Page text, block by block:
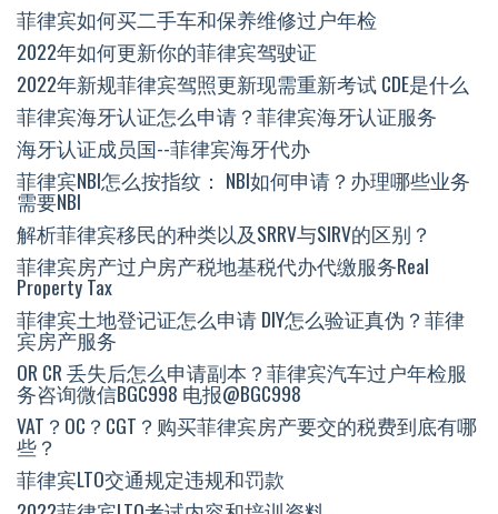
菲律宾如何买二手车和保养维修过户年检
2022年如何更新你的菲律宾驾驶证
2022年新规菲律宾驾照更新现需重新考试 CDE是什么
菲律宾海牙认证怎么申请？菲律宾海牙认证服务
海牙认证成员国--菲律宾海牙代办
菲律宾NBI怎么按指纹： NBI如何申请？办理哪些业务
需要NBI
解析菲律宾移民的种类以及SRRV与SIRV的区别？
菲律宾房产过户房产税地基税代办代缴服务Real
Property Tax
菲律宾土地登记证怎么申请 DIY怎么验证真伪？菲律
宾房产服务
OR CR 丢失后怎么申请副本？菲律宾汽车过户年检服
务咨询微信BGC998 电报@BGC998
VAT？OC？CGT？购买菲律宾房产要交的税费到底有哪
些？
菲律宾LTO交通规定违规和罚款